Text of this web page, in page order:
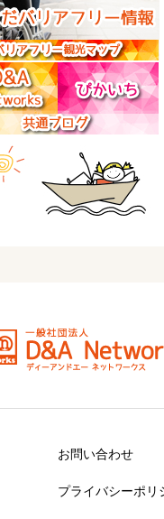
お問い合わせ
プライバシーポリ